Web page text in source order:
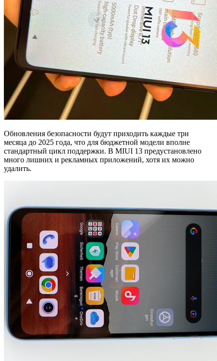
Обновления безопасности будут приходить каждые три
месяца до 2025 года, что для бюджетной модели вполне
стандартный цикл поддержки. В MIUI 13 предустановлено
много лишних и рекламных приложений, хотя их можно
удалить.